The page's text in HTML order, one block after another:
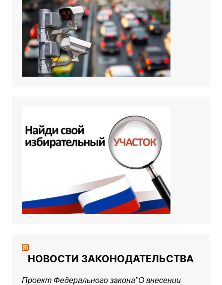
НОВОСТИ ЗАКОНОДАТЕЛЬСТВА
Проект Федерального закона"О внесении